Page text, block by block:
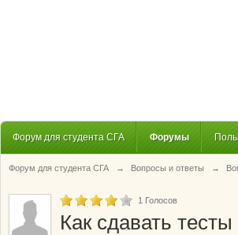
Форум для студента СГА Форумы
Форум для студента СГА → Вопросы и ответы →
1 Голосов
Как сдавать